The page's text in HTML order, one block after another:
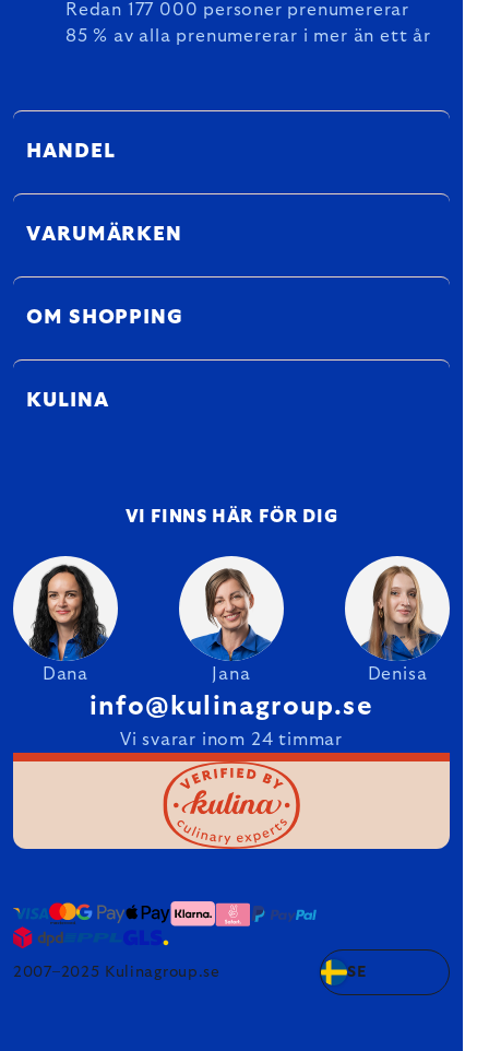
Redan 177 000 personer prenumererar
85 % av alla prenumererar i mer än ett år
HANDEL
VARUMÄRKEN
OM SHOPPING
KULINA
VI FINNS HÄR FÖR DIG
Dana Jana Denisa
info@kulinagroup.se
Vi svarar inom 24 timmar
2007–2025 Kulinagroup.se SE